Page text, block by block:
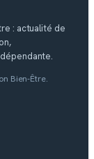
: actualité de
Bien-Être.